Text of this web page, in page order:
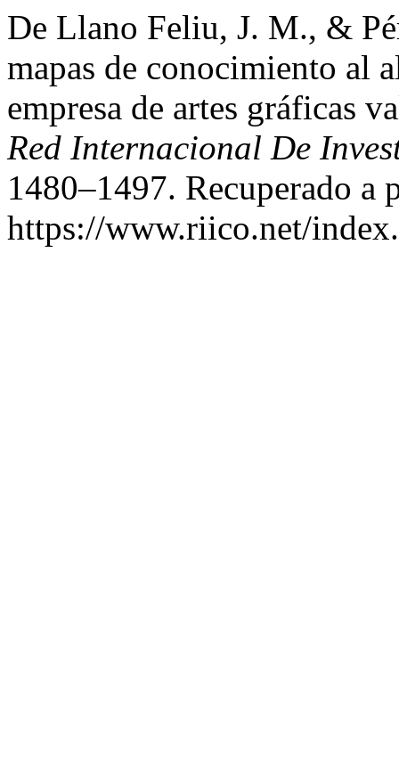
De Llano Feliu, J. M., &
mapas de conocimiento al
empresa de artes gráficas
Red Internacional De
1480–1497. Recuperado a
https://www.riico.net/